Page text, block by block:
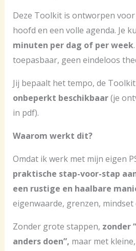
Deze Toolkit is ontworpen
hoofd en een volle agenda. Je
minuten per dag of per week
toepasbaar, geen eindeloos
Jij bepaalt het tempo, de
onbeperkt beschikbaar(je
in pdf).
Waarom werkt dit?
Omdat ik werk met mijn eigen
praktische stap-voor-stap
een rustige en haalbare
eigenwaarde, grenzen, mindset
Zonder grote stappen, zonder
anders doen”, maar met